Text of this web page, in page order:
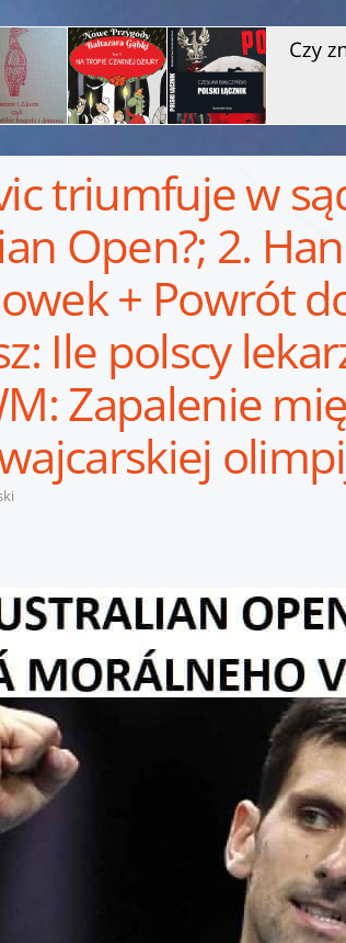
triumfuje w
Open?; 2.
+ Powrót
Ile polscy
Zapalenie